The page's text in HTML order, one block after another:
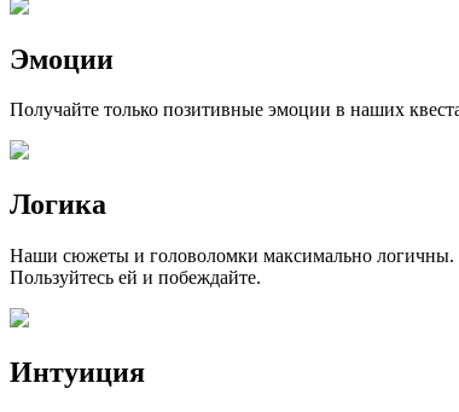
Эмоции
Получайте только позитивные эмоции в наших
Логика
Наши сюжеты и головоломки максимально логичны.
Пользуйтесь ей и побеждайте.
Интуиция